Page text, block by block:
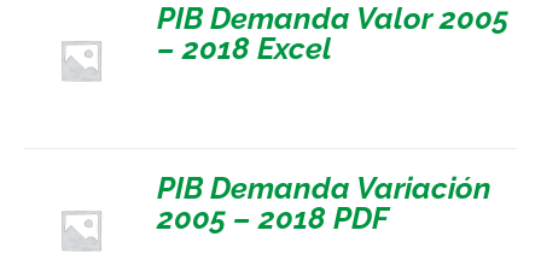
PIB Demanda Valor 2005
– 2018 Excel
PIB Demanda Variación
2005 – 2018 PDF